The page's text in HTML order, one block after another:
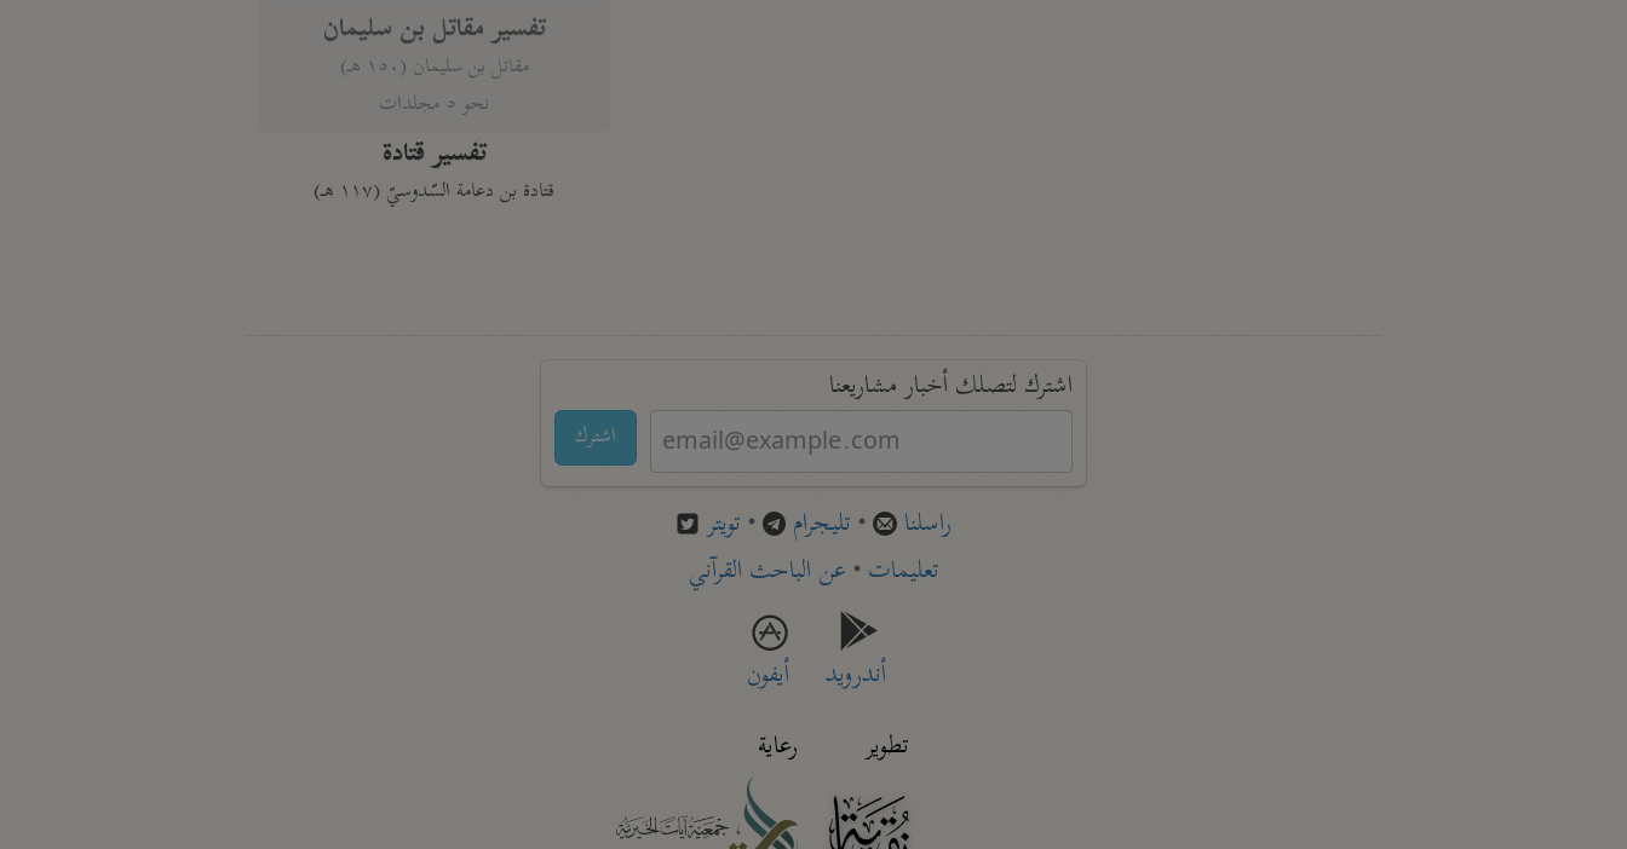
تفسير مقاتل بن سليمان
مقاتل بن سليمان (١٥٠ هـ)
نحو ٥ مجلدات
تفسير قتادة
قتادة بن دعامة السّدوسيّ (١١٧ هـ)
اشترك لتصلك أخبار مشاريعنا
اشترك
راسلنا • تليجرام • تويتر
تعليمات• عن الباحث القرآني
أندرويد
أيفون
تطوير
رعاية